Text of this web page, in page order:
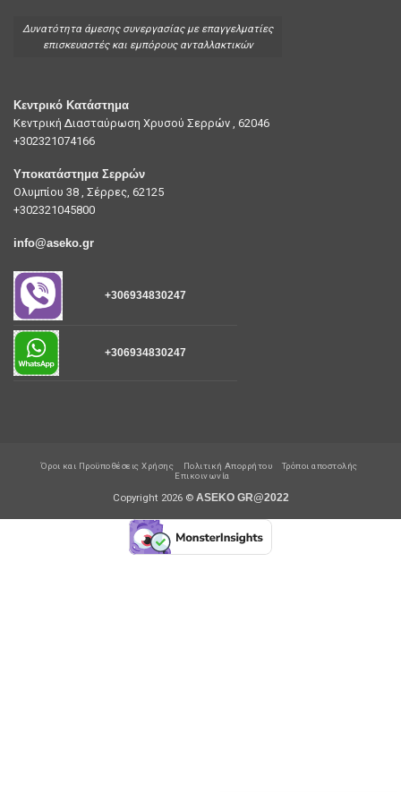
Δυνατότητα άμεσης συνεργασίας με επαγγελματίες
επισκευαστές και εμπόρους ανταλλακτικών
Κεντρικό Κατάστημα
Κεντρική Διασταύρωση Χρυσού Σερρών , 62046
+302321074166
Υποκατάστημα Σερρών
Ολυμπίου 38 , Σέρρες, 62125
+302321045800
info@aseko.gr
+306934830247
+306934830247
Όροι και Προϋποθέσεις Χρήσης Πολιτική Απορρήτου
Τρόποι αποστολής
Επικοινωνία
Copyright 2026 © ASEKO GR@2022